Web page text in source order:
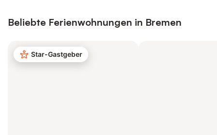
Beliebte Ferienwohnungen in Bremen
Star-Gastgeber